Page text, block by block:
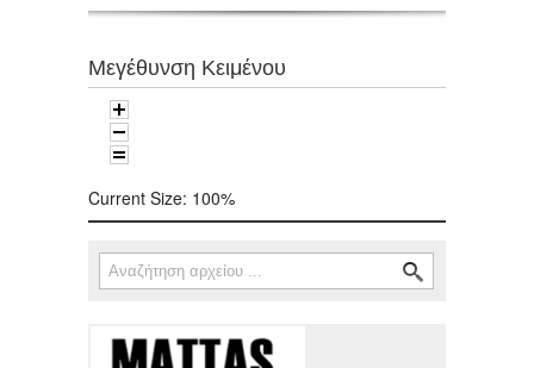
Μεγέθυνση Κειμένου
Current Size: 100%
Φόρμα αναζήτησης
Αναζήτηση